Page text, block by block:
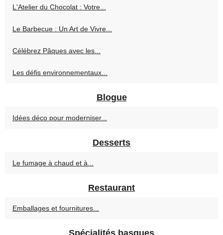
L'Atelier du Chocolat : Votre...
Le Barbecue : Un Art de Vivre...
Célébrez Pâques avec les...
Les défis environnementaux...
Blogue
Idées déco pour moderniser...
Desserts
Le fumage à chaud et à...
Restaurant
Emballages et fournitures...